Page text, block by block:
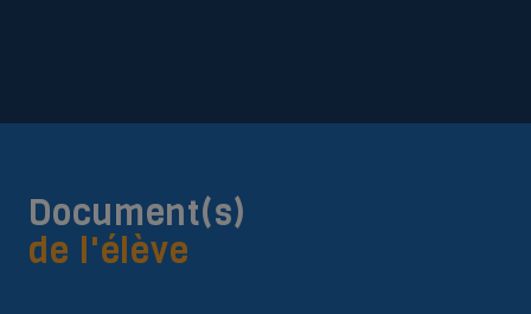
Document(s)
de l'élève